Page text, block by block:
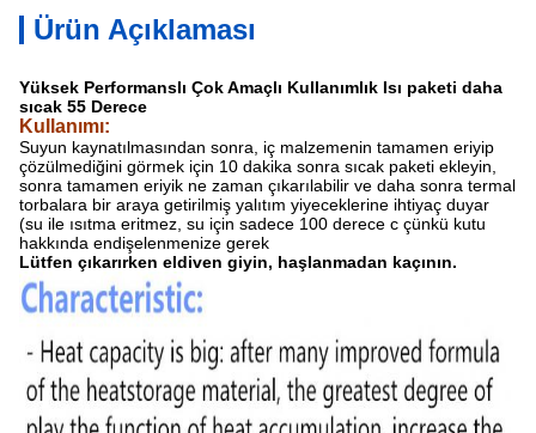
Ürün Açıklaması
Yüksek Performanslı Çok Amaçlı Kullanımlık Isı paketi daha
sıcak 55 Derece
Kullanımı:
Suyun kaynatılmasından sonra, iç malzemenin tamamen eriyip
çözülmediğini görmek için 10 dakika sonra sıcak paketi ekleyin,
sonra tamamen eriyik ne zaman çıkarılabilir ve daha sonra termal
torbalara bir araya getirilmiş yalıtım yiyeceklerine ihtiyaç duyar
(su ile ısıtma eritmez, su için sadece 100 derece c çünkü kutu
hakkında endişelenmenize gerek
Lütfen çıkarırken eldiven giyin, haşlanmadan kaçının.